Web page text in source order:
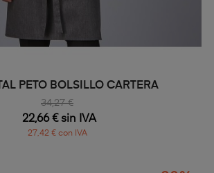
PETO BOLSILLO CARTERA
34,27 €
22,66 € sin IVA
27,42 € con IVA